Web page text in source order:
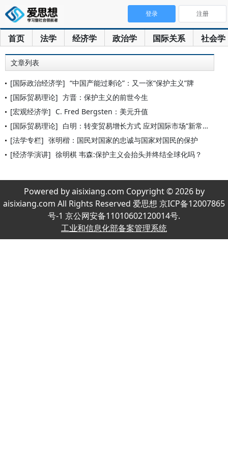
首页 法学 经济学 政治学 国际关系 社会学
登录 注册
文章列表
[国际政治经济学] “中国产能过剩论”：又一张“保护主义”牌
[国际贸易理论] 方晋：保护主义的前世今生
[宏观经济学] C. Fred Bergsten：美元升值
[国际贸易理论] 白明：转变贸易增长方式 应对国际市场“新常态”
[法学专栏] 张明楷：国民对国家的忠诚与国家对国民的保护
[经济学演讲] 徐明棋 韦森:保护主义会抬头并终结全球化吗？
Powered by aisixiang.com Copyright © 2026 by
aisixiang.com All Rights Reserved 爱思想 京ICP备12007865
号-1 京公网安备11010602120014号.
工业和信息化部备案管理系统